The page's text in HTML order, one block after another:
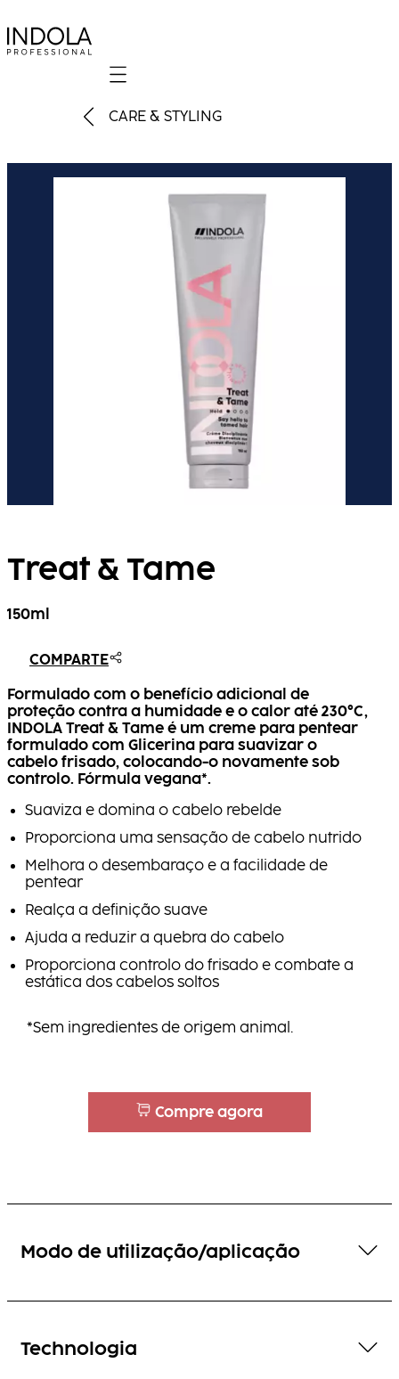
Mobile navigation
CARE & STYLING
Treat & Tame
150ml
COMPARTE
Formulado com o benefício adicional de
proteção contra a humidade e o calor até 230°C,
INDOLA Treat & Tame é um creme para pentear
formulado com Glicerina para suavizar o
cabelo frisado, colocando-o novamente sob
controlo. Fórmula vegana*.
Suaviza e domina o cabelo rebelde
Proporciona uma sensação de cabelo nutrido
Melhora o desembaraço e a facilidade de
pentear
Realça a definição suave
Ajuda a reduzir a quebra do cabelo
Proporciona controlo do frisado e combate a
estática dos cabelos soltos
*Sem ingredientes de origem animal.
Compre agora
Modo de utilização/aplicação
Technologia